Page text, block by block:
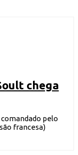
chega
pelo
francesa)